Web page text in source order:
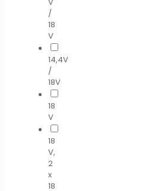
/
18
V
14,4V
/
18V
18
V
18
V,
2
x
18